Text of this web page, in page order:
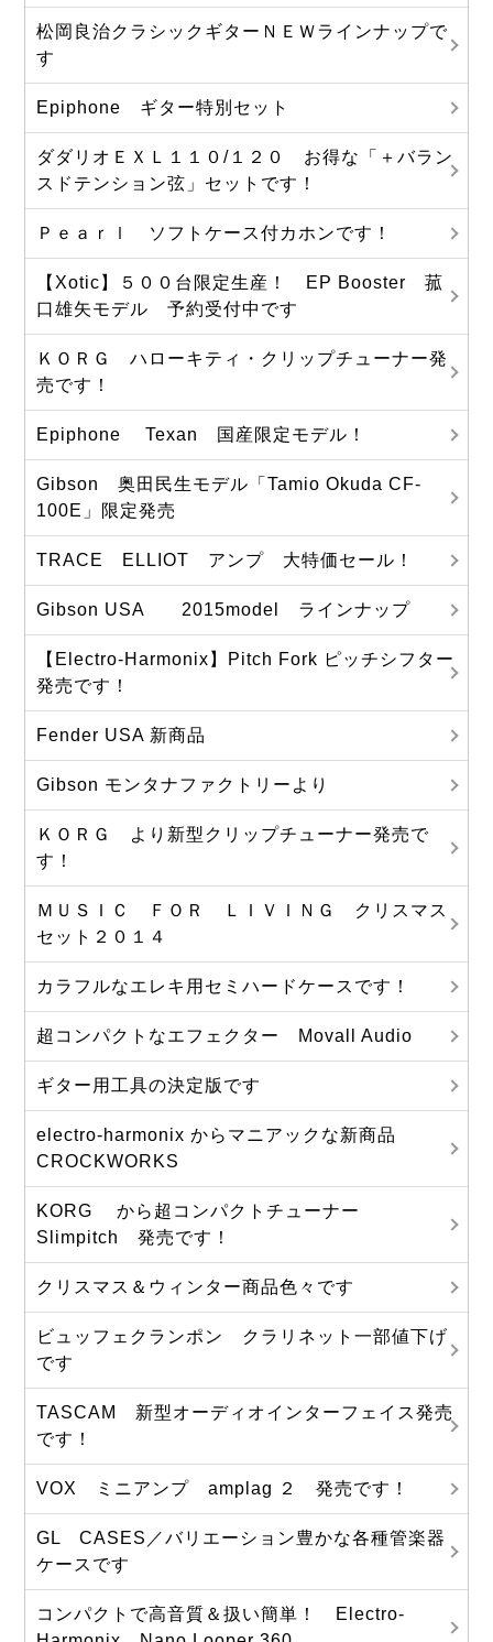
松岡良治クラシックギターＮＥＷラインナップで
す
Epiphone ギター特別セット
ダダリオＥＸＬ１１０/１２０ お得な「＋バラン
スドテンション弦」セットです！
Ｐｅａｒｌ ソフトケース付カホンです！
【Xotic】５００台限定生産！ EP Booster 菰
口雄矢モデル 予約受付中です
ＫＯＲＧ ハローキティ・クリップチューナー発
売です！
Epiphone Texan 国産限定モデル！
Gibson 奥田民生モデル「Tamio Okuda CF-
100E」限定発売
TRACE ELLIOT アンプ 大特価セール！
Gibson USA 2015model ラインナップ
【Electro-Harmonix】Pitch Fork ピッチシフター
発売です！
Fender USA 新商品
Gibson モンタナファクトリーより
ＫＯＲＧ より新型クリップチューナー発売で
す！
ＭＵＳＩＣ ＦＯＲ ＬＩＶＩＮＧ クリスマス
セット２０１４
カラフルなエレキ用セミハードケースです！
超コンパクトなエフェクター Movall Audio
ギター用工具の決定版です
electro-harmonix からマニアックな新商品
CROCKWORKS
KORG から超コンパクトチューナー
Slimpitch 発売です！
クリスマス＆ウィンター商品色々です
ビュッフェクランポン クラリネット一部値下げ
です
TASCAM 新型オーディオインターフェイス発売
です！
VOX ミニアンプ amplag ２ 発売です！
GL CASES／バリエーション豊かな各種管楽器
ケースです
コンパクトで高音質＆扱い簡単！ Electro-